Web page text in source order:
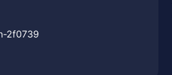
2f0739